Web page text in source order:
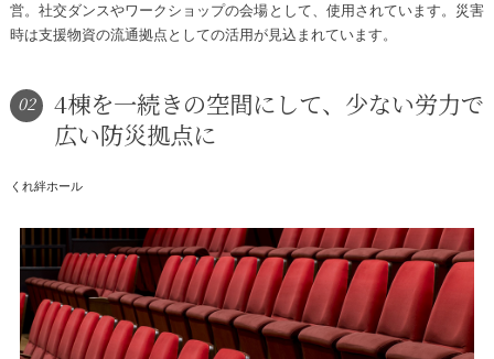
営。社交ダンスやワークショップの会場として、使用されています。災害
時は支援物資の流通拠点としての活用が見込まれています。
02
4棟を一続きの空間にして、少ない労力で
広い防災拠点に
くれ絆ホール